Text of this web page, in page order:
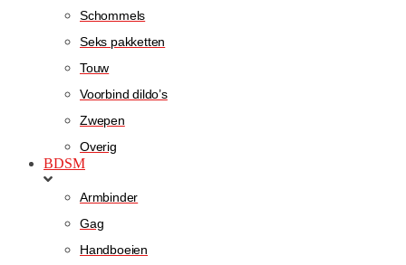
Schommels
Seks pakketten
Touw
Voorbind dildo’s
Zwepen
Overig
BDSM
Armbinder
Gag
Handboeien